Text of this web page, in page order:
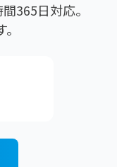
365日対応。